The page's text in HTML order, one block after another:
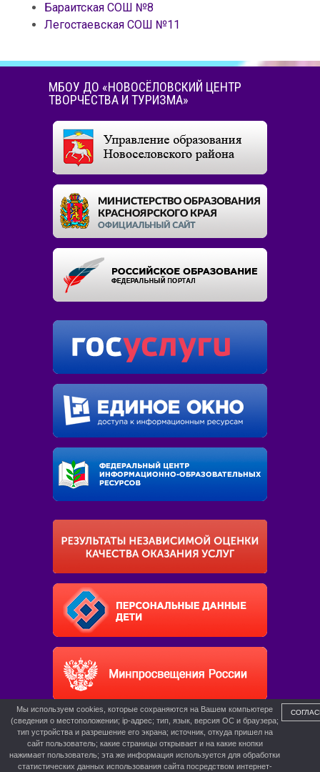
Бараитская СОШ №8
Легостаевская СОШ №11
МБОУ ДО «НОВОСЁЛОВСКИЙ ЦЕНТР
ТВОРЧЕСТВА И ТУРИЗМА»
Мы используем cookies, которые сохраняются на Вашем компьютере
(сведения о местоположении; ip-адрес; тип, язык, версия ОС и браузера;
тип устройства и разрешение его экрана; источник, откуда пришел на
сайт пользователь; какие страницы открывает и на какие кнопки
нажимает пользователь; эта же информация используется для обработки
статистических данных использования сайта посредством интернет-